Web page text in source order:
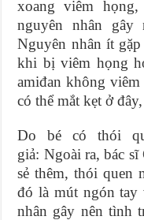
xoang viêm
nguyên nhân
Nguyên nhân ít
khi bị viêm họng
amiđan không
có thể mắt kẹt ở
Do bé có thói
giả: Ngoài ra, bác sĩ
sẻ thêm, thói quen
đó là mút ngón tay
nhân gây nên tình